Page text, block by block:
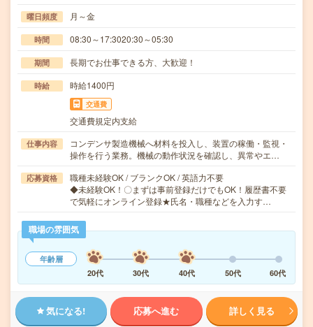
曜日頻度 月～金
時間 08:30～17:3020:30～05:30
期間 長期でお仕事できる方、大歓迎！
時給 時給1400円
交通費
交通費規定内支給
仕事内容
コンデンサ製造機械へ材料を投入し、装置の稼働・監視・
操作を行う業務。機械の動作状況を確認し、異常やエ…
応募資格
職種未経験OK / ブランクOK / 英語力不要
◆未経験OK！〇まずは事前登録だけでもOK！履歴書不要
で気軽にオンライン登録★氏名・職種などを入力す…
職場の雰囲気
年齢層
20代
30代 40代 50代 60代
気になる! 応募へ進む 詳しく見る